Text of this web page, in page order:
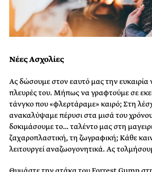
Νέες Ασχολίες
Ας δώσουμε στον εαυτό μας την ευκαιρία
πλευρές του. Μήπως να γραφτούμε σε
τάνγκο που «φλερτάραμε» καιρό; Στη
ανακαλύψαμε πέρυσι στα μισά του
δοκιμάσουμε το… ταλέντο μας στη
ζαχαροπλαστική, τη ζωγραφική; Κάθε
λειτουργεί αναζωογονητικά. Ας